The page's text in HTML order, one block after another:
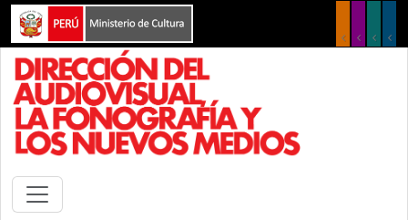
Pasar al contenido principal